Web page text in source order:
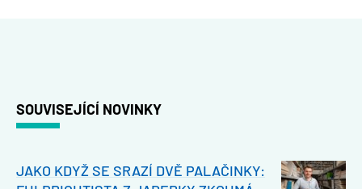
SOUVISEJÍCÍ NOVINKY
JAKO KDYŽ SE SRAZÍ DVĚ PALAČINKY: